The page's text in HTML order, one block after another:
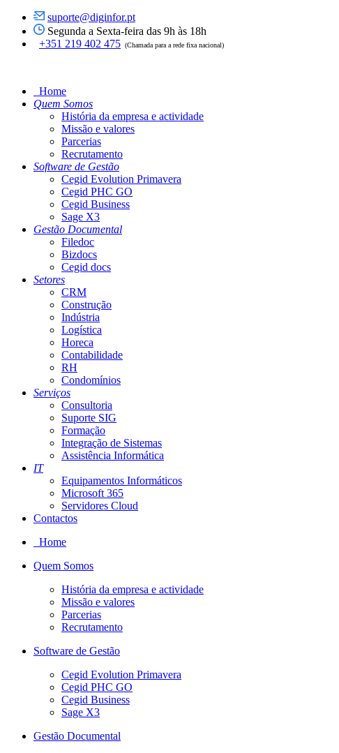
suporte@diginfor.pt
Segunda a Sexta-feira das 9h às 18h
+351 219 402 475 (Chamada para a rede fixa nacional)
Home
Quem Somos
História da empresa e actividade
Missão e valores
Parcerias
Recrutamento
Software de Gestão
Cegid Evolution Primavera
Cegid PHC GO
Cegid Business
Sage X3
Gestão Documental
Filedoc
Bizdocs
Cegid docs
Setores
CRM
Construção
Indústria
Logística
Horeca
Contabilidade
RH
Condomínios
Serviços
Consultoria
Suporte SIG
Formação
Integração de Sistemas
Assistência Informática
IT
Equipamentos Informáticos
Microsoft 365
Servidores Cloud
Contactos
Home
Quem Somos
História da empresa e actividade
Missão e valores
Parcerias
Recrutamento
Software de Gestão
Cegid Evolution Primavera
Cegid PHC GO
Cegid Business
Sage X3
Gestão Documental